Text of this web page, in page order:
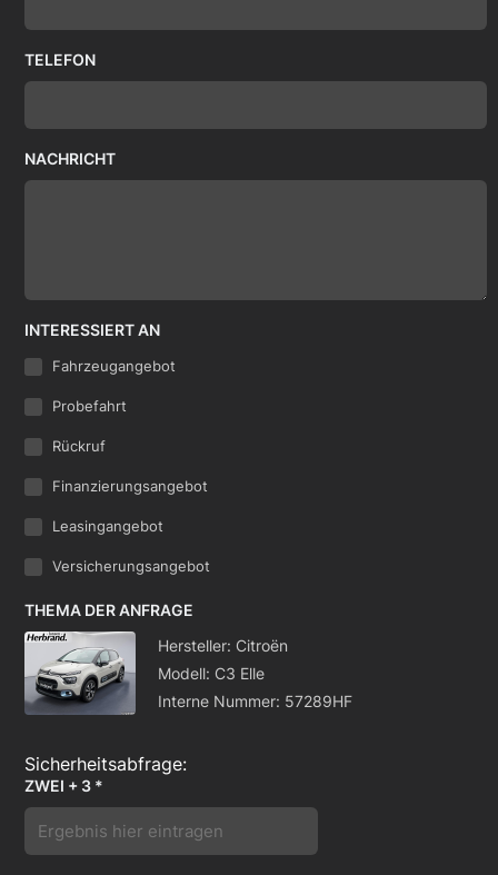
TELEFON
NACHRICHT
INTERESSIERT AN
Fahrzeugangebot
Probefahrt
Rückruf
Finanzierungsangebot
Leasingangebot
Versicherungsangebot
THEMA DER ANFRAGE
Hersteller: Citroën
Modell: C3 Elle
Interne Nummer: 57289HF
ZWEI + 3 *